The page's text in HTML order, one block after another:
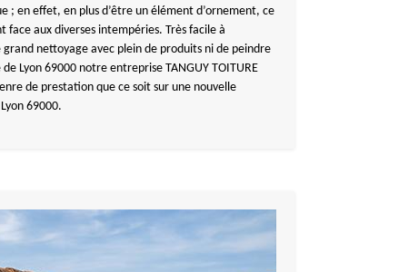
; en effet, en plus d’être un élément d’ornement, ce
aux diverses intempéries. Très facile à
nettoyage avec plein de produits ni de peindre
Lyon 69000 notre entreprise TANGUY TOITURE
de prestation que ce soit sur une nouvelle
69000.